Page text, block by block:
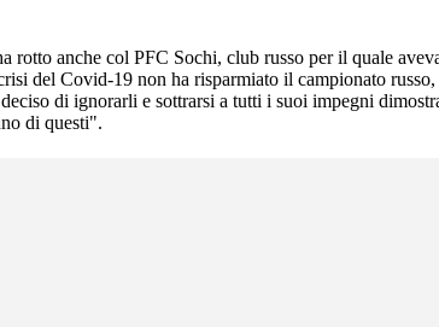
anche col PFC Sochi, club russo per il quale
del Covid-19 non ha risparmiato il campionato
di ignorarli e sottrarsi a tutti i suoi impegni
di questi".